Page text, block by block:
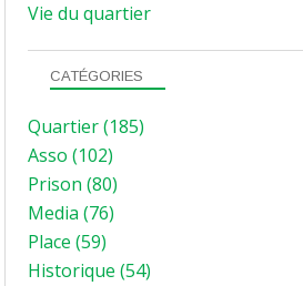
Vie du quartier
CATÉGORIES
Quartier(185)
Asso (102)
Prison (80)
Media (76)
Place (59)
Historique (54)